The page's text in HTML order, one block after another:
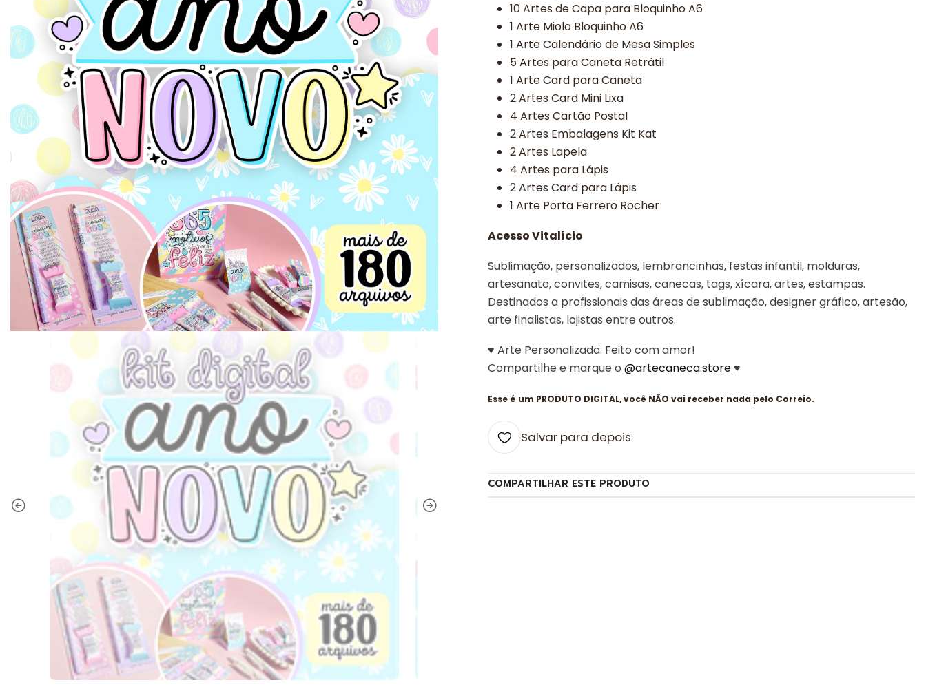
10 Artes de Capa para Bloquinho A6
1 Arte Miolo Bloquinho A6
1 Arte Calendário de Mesa Simples
5 Artes para Caneta Retrátil
1 Arte Card para Caneta
2 Artes Card Mini Lixa
4 Artes Cartão Postal
2 Artes Embalagens Kit Kat
2 Artes Lapela
4 Artes para Lápis
2 Artes Card para Lápis
1 Arte Porta Ferrero Rocher
Acesso Vitalício
Sublimação, personalizados, lembrancinhas, festas infantil, molduras,
artesanato, convites, camisas, canecas, tags, xícara, artes, estampas.
Destinados a profissionais das áreas de sublimação, designer gráfico, artesão,
arte finalistas, lojistas entre outros.
♥ Arte Personalizada. Feito com amor!
Compartilhe e marque o @artecaneca.store♥
Esse é um PRODUTO DIGITAL, você NÃO vai receber nada pelo Correio.
Salvar para depois
COMPARTILHAR ESTE PRODUTO